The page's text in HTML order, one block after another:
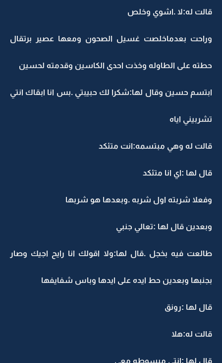
قالت له:لا .اشوي وخلص
وراحت بعدماخلصت غسيل الصحون ومعها عصير برتقال
حطته على الطاوله وخذت احدى الكاسين وقدمته لحسين
ابتسم حسين وقال لها:شكرا لك حبيبتي .بس انا ابقاك انتي
تشربيني اياه
قالت له وهي مبتسمه:انت متئكد
قال لها :اي انا متئكد
وفعلا شربته اول شربه .وبعدها هو شربها
وبعدين قال لها :تعالي جنبي
طالعت فيه بخجل .قال لها:ولا اقولك انا رايح اجيك وصار
بجنبها وبعدين حط ايده على ايدها وباس شفايفها
قال لها :رونق
قالت له:هلا
قال لها :انتي مبسوطه معي